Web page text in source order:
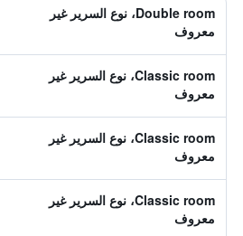
Double room، نوع السرير غير
معروف
Classic room، نوع السرير غير
معروف
Classic room، نوع السرير غير
معروف
Classic room، نوع السرير غير
معروف